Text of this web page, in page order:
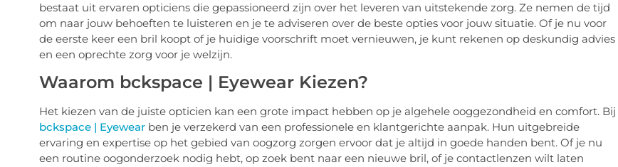
bestaat uit ervaren opticiens die gepassioneerd zijn over het leveren van uitstekende zorg. Ze nemen de tijd
om naar jouw behoeften te luisteren en je te adviseren over de beste opties voor jouw situatie. Of je nu voor
de eerste keer een bril koopt of je huidige voorschrift moet vernieuwen, je kunt rekenen op deskundig advies
en een oprechte zorg voor je welzijn.
Waarom bckspace | Eyewear Kiezen?
Het kiezen van de juiste opticien kan een grote impact hebben op je algehele ooggezondheid en comfort. Bij
bckspace | Eyewearben je verzekerd van een professionele en klantgerichte aanpak. Hun uitgebreide
ervaring en expertise op het gebied van oogzorg zorgen ervoor dat je altijd in goede handen bent. Of je nu
een routine oogonderzoek nodig hebt, op zoek bent naar een nieuwe bril, of je contactlenzen wilt laten